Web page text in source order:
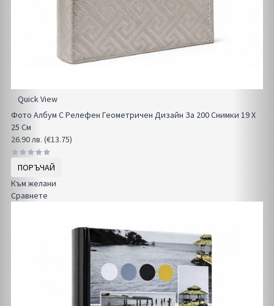
Quick View
Фото Албум С Релефен Геометричен Дизайн За 200 Снимки 19 Х
25 См
26.90 лв. (€13.75)
ПОРЪЧАЙ
Към желани
Сравнете